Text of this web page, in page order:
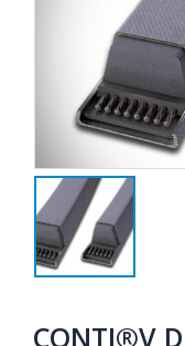
CONTI®V